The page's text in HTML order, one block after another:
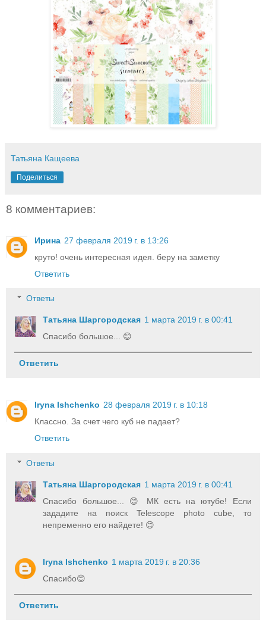
Татьяна Кащеева
Поделиться
8 комментариев:
Ирина 27 февраля 2019 г. в 13:26
круто! очень интересная идея. беру на заметку
Ответить
Ответы
Татьяна Шаргородская 1 марта 2019 г. в 00:41
Спасибо большое... 😊
Ответить
Iryna Ishchenko 28 февраля 2019 г. в 10:18
Классно. За счет чего куб не падает?
Ответить
Ответы
Татьяна Шаргородская 1 марта 2019 г. в 00:41
Спасибо большое... 😊 МК есть на ютубе! Если
зададите на поиск Telescope photo cube, то
непременно его найдете! 😊
Iryna Ishchenko 1 марта 2019 г. в 20:36
Спасибо😊
Ответить